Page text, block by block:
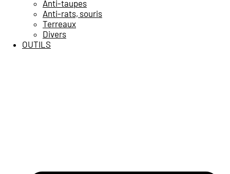
Anti-taupes
Anti-rats, souris
Terreaux
Divers
OUTILS